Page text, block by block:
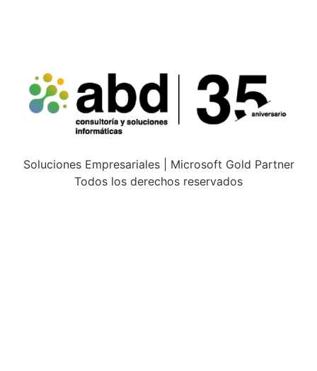
Soluciones Empresariales | Microsoft Gold Partner
Todos los derechos reservados